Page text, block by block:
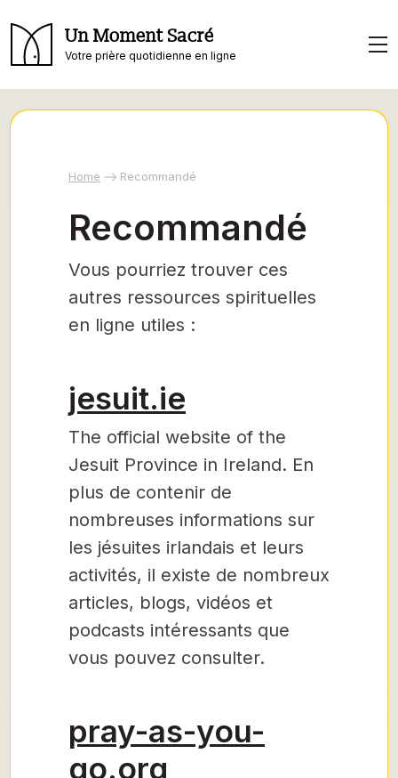
Un Moment Sacré
Votre prière quotidienne en ligne
Home Recommandé
Recommandé
Vous pourriez trouver ces
autres ressources spirituelles
en ligne utiles :
jesuit.ie
The official website of the
Jesuit Province in Ireland. En
plus de contenir de
nombreuses informations sur
les jésuites irlandais et leurs
activités, il existe de nombreux
articles, blogs, vidéos et
podcasts intéressants que
vous pouvez consulter.
pray-as-you-
go.org